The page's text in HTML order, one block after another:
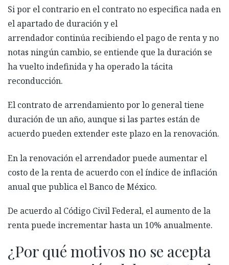
Si por el contrario en el contrato no especifica nada en
el apartado de duración y el
arrendador continúa recibiendo el pago de renta y no
notas ningún cambio, se entiende que la duración se
ha vuelto indefinida y ha operado la tácita
reconducción.
El contrato de arrendamiento por lo general tiene
duración de un año, aunque si las partes están de
acuerdo pueden extender este plazo en la renovación.
En la renovación el arrendador puede aumentar el
costo de la renta de acuerdo con el índice de inflación
anual que publica el Banco de México.
De acuerdo al Código Civil Federal, el aumento de la
renta puede incrementar hasta un 10% anualmente.
¿Por qué motivos no se acepta